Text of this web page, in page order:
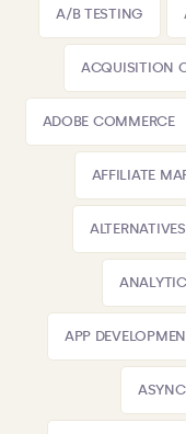
A/B TESTING
ACQUISITION
ADOBE COMMERCE
AFFILIATE
ALTERNATIVES
APP